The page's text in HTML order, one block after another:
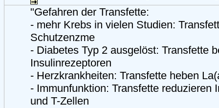
"Gefahren der Transfette:
- mehr Krebs in vielen Studien:
Schutzenzme
- Diabetes Typ 2 ausgelöst: Transfette
Insulinrezeptoren
- Herzkrankheiten: Transfette heben
- Immunfunktion: Transfette reduzieren
und T-Zellen